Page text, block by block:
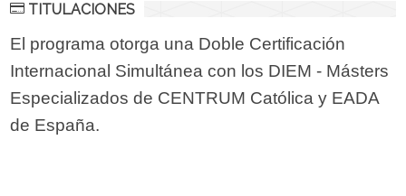
TITULACIONES
El programa otorga una Doble Certificación
Internacional Simultánea con los DIEM - Másters
Especializados de CENTRUM Católica y EADA
de España.